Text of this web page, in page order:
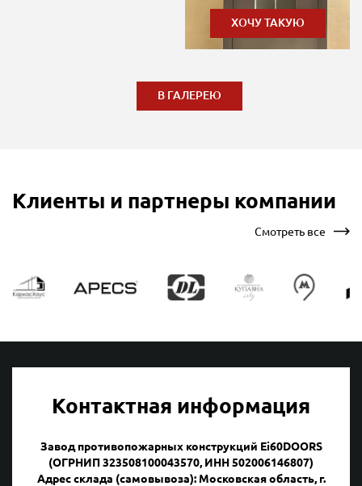
ХОЧУ ТАКУЮ
В ГАЛЕРЕЮ
Клиенты и партнеры компании
Смотреть все
Контактная информация
Завод противопожарных конструкций Ei60DOORS
(ОГРНИП 323508100043570, ИНН 502006146807)
Адрес склада (самовывоза): Московская область, г.